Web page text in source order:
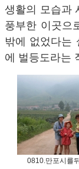
생활의 모습과
풍부한 이곳으
밖에 없었다는
에 벌등도라는
0810.만포시를